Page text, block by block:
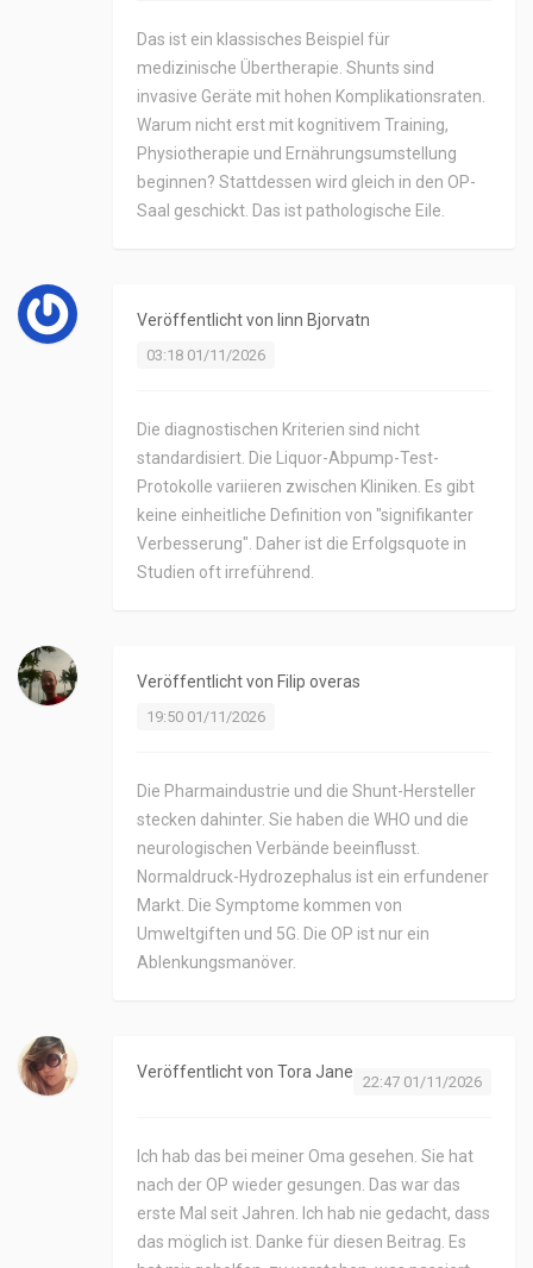
Das ist ein klassisches Beispiel für
medizinische Übertherapie. Shunts sind
invasive Geräte mit hohen Komplikationsraten.
Warum nicht erst mit kognitivem Training,
Physiotherapie und Ernährungsumstellung
beginnen? Stattdessen wird gleich in den OP-
Saal geschickt. Das ist pathologische Eile.
Veröffentlicht von linn Bjorvatn
03:18 01/11/2026
Die diagnostischen Kriterien sind nicht
standardisiert. Die Liquor-Abpump-Test-
Protokolle variieren zwischen Kliniken. Es gibt
keine einheitliche Definition von "signifikanter
Verbesserung". Daher ist die Erfolgsquote in
Studien oft irreführend.
Veröffentlicht von Filip overas
19:50 01/11/2026
Die Pharmaindustrie und die Shunt-Hersteller
stecken dahinter. Sie haben die WHO und die
neurologischen Verbände beeinflusst.
Normaldruck-Hydrozephalus ist ein erfundener
Markt. Die Symptome kommen von
Umweltgiften und 5G. Die OP ist nur ein
Ablenkungsmanöver.
Veröffentlicht von Tora Jane
22:47 01/11/2026
Ich hab das bei meiner Oma gesehen. Sie hat
nach der OP wieder gesungen. Das war das
erste Mal seit Jahren. Ich hab nie gedacht, dass
das möglich ist. Danke für diesen Beitrag. Es